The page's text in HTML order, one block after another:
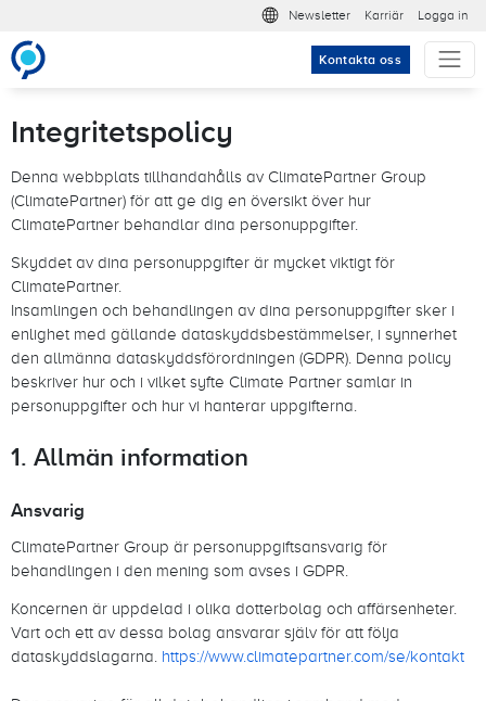
Meta nav
Newsletter Karriär Logga in
Kontakta oss
Integritetspolicy
Denna webbplats tillhandahålls av ClimatePartner Group
(ClimatePartner) för att ge dig en översikt över hur
ClimatePartner behandlar dina personuppgifter.
Skyddet av dina personuppgifter är mycket viktigt för
ClimatePartner.
Insamlingen och behandlingen av dina personuppgifter sker i
enlighet med gällande dataskyddsbestämmelser, i synnerhet
den allmänna dataskyddsförordningen (GDPR). Denna policy
beskriver hur och i vilket syfte Climate Partner samlar in
personuppgifter och hur vi hanterar uppgifterna.
1. Allmän information
Ansvarig
ClimatePartner Group är personuppgiftsansvarig för
behandlingen i den mening som avses i GDPR.
Koncernen är uppdelad i olika dotterbolag och affärsenheter.
Vart och ett av dessa bolag ansvarar själv för att följa
dataskyddslagarna. https://www.climatepartner.com/se/kontakt